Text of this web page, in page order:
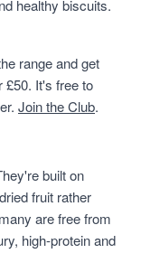
healthy biscuits.
range and get
£50. It's free to
Join the Club.
built on
fruit rather
are free from
high-protein and